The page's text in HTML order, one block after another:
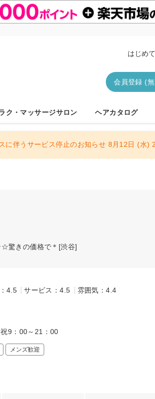
はじめ
会員登録 (
ク・マッサージサロン ヘアカタログ
に伴うサービス停止のお知らせ 8月12日 (水)
驚きの価格で＊[渋谷]
4.5 サービス：4.5
雰囲気：4.4
9：00～21：00
メンズ歓迎